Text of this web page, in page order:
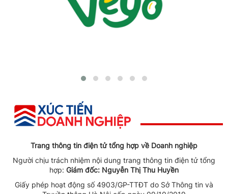
Trang thông tin điện tử tổng hợp về Doanh nghiệp
Người chịu trách nhiệm nội dung trang thông tin điện tử tổng
hợp: Giám đốc: Nguyễn Thị Thu Huyền
Giấy phép hoạt động số 4903/GP-TTĐT do Sở Thông tin và